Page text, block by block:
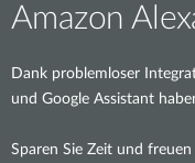
Amazon
Dank problemloser
und Google Assistant
Sparen Sie Zeit und